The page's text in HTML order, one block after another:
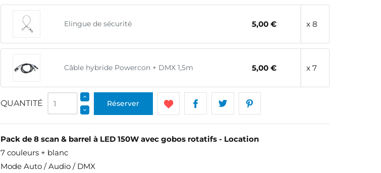
Elingue de sécurité 5,00 € x 8
Câble hybride Powercon + DMX 1,5m 5,00 € x 7
QUANTITÉ Réserver
Pack de 8 scan & barrel à LED 150W avec gobos rotatifs - Location
7 couleurs + blanc
Mode Auto / Audio / DMX